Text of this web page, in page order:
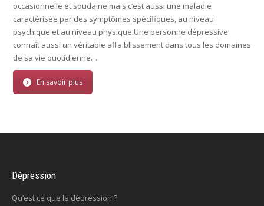
occasionnelle et soudaine mais c’est aussi une maladie
caractérisée par des symptômes spécifiques, au niveau
psychique et au niveau physique.Une personne dépressive
connaît aussi un véritable affaiblissement dans tous les domaines
de sa vie quotidienne…
En savoir plus
Dépression
Qu’est ce que la dépression ?